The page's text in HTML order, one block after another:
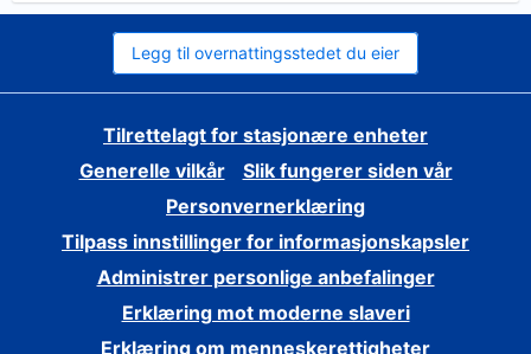
Legg til overnattingsstedet du eier
Tilrettelagt for stasjonære enheter
Generelle vilkår
Slik fungerer siden vår
Personvernerklæring
Tilpass innstillinger for informasjonskapsler
Administrer personlige anbefalinger
Erklæring mot moderne slaveri
Erklæring om menneskerettigheter